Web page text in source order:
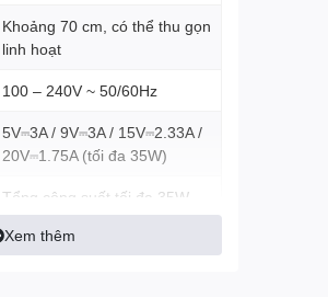
Khoảng 70 cm, có thể thu gọn
linh hoạt
100 – 240V ~ 50/60Hz
5V⎓3A / 9V⎓3A / 15V⎓2.33A /
20V⎓1.75A (tối đa 35W)
Tổng công suất tối đa 35W
(chia tải tùy thiết bị)
ActiveShield 3.0, chống quá
Xem thêm